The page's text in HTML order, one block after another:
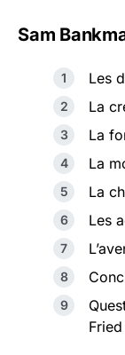
Sam
Les
La
La
La
La
Les
Fried